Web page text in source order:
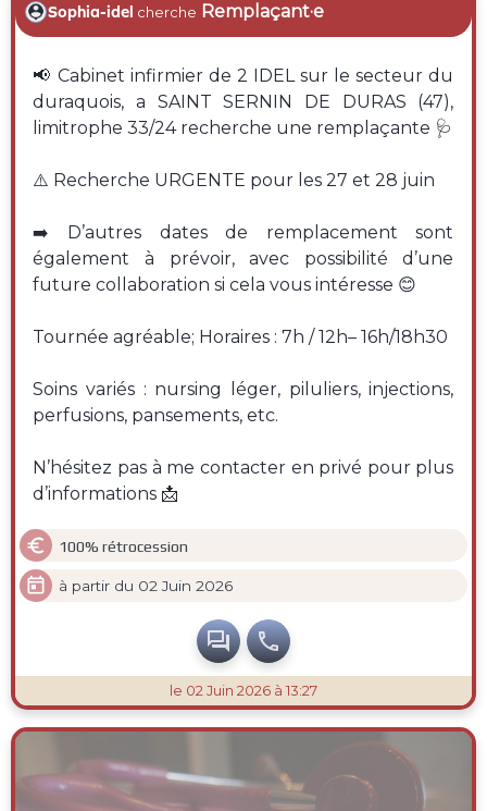
Sophia-idel cherche Remplaçant·e
📢 Cabinet infirmier de 2 IDEL sur le secteur du
duraquois, a SAINT SERNIN DE DURAS (47),
limitrophe 33/24 recherche une remplaçante 🩺
⚠️ Recherche URGENTE pour les 27 et 28 juin
➡️ D’autres dates de remplacement sont
également à prévoir, avec possibilité d’une
future collaboration si cela vous intéresse 😊
Tournée agréable; Horaires : 7h / 12h– 16h/18h30
Soins variés : nursing léger, piluliers, injections,
perfusions, pansements, etc.
N’hésitez pas à me contacter en privé pour plus
d’informations 📩
 100% rétrocession
 à partir du 02 Juin 2026
 
le 02 Juin 2026 à 13:27